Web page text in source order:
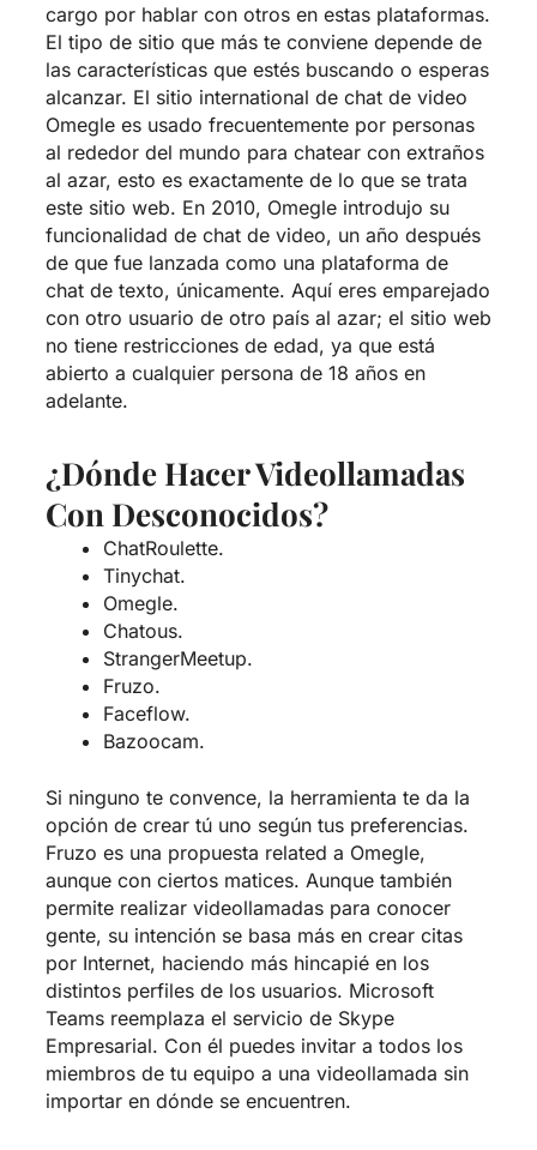
cargo por hablar con otros en estas plataformas.
El tipo de sitio que más te conviene depende de
las características que estés buscando o esperas
alcanzar. El sitio international de chat de video
Omegle es usado frecuentemente por personas
al rededor del mundo para chatear con extraños
al azar, esto es exactamente de lo que se trata
este sitio web. En 2010, Omegle introdujo su
funcionalidad de chat de video, un año después
de que fue lanzada como una plataforma de
chat de texto, únicamente. Aquí eres emparejado
con otro usuario de otro país al azar; el sitio web
no tiene restricciones de edad, ya que está
abierto a cualquier persona de 18 años en
adelante.
¿Dónde Hacer Videollamadas
Con Desconocidos?
ChatRoulette.
Tinychat.
Omegle.
Chatous.
StrangerMeetup.
Fruzo.
Faceflow.
Bazoocam.
Si ninguno te convence, la herramienta te da la
opción de crear tú uno según tus preferencias.
Fruzo es una propuesta related a Omegle,
aunque con ciertos matices. Aunque también
permite realizar videollamadas para conocer
gente, su intención se basa más en crear citas
por Internet, haciendo más hincapié en los
distintos perfiles de los usuarios. Microsoft
Teams reemplaza el servicio de Skype
Empresarial. Con él puedes invitar a todos los
miembros de tu equipo a una videollamada sin
importar en dónde se encuentren.